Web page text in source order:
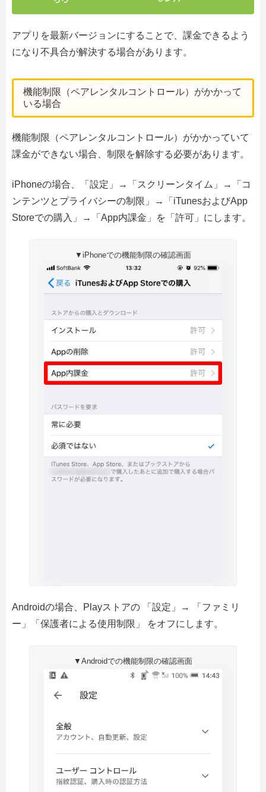
アプリを最新バージョンにすることで、課金できるよう
になり不具合が解決する場合があります。
機能制限（ペアレンタルコントロール）がかかって
いる場合
機能制限（ペアレンタルコントロール）がかかっていて
課金ができない場合、制限を解除する必要があります。
iPhoneの場合、「設定」→「スクリーンタイム」→「コ
ンテンツとプライバシーの制限」→「iTunesおよびApp
Storeでの購入」→「App内課金」を「許可」にします。
▼iPhoneでの機能制限の確認画面
Androidの場合、Playストアの 「設定」→ 「ファミリ
ー」「保護者による使用制限」 をオフにします。
▼Androidでの機能制限の確認画面